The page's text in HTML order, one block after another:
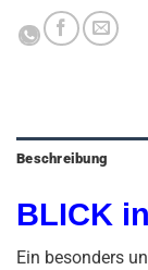
Beschreibung
BLICK
Ein besonders